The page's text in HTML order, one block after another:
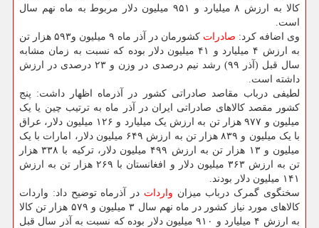
کالا به ارزش ۸ میلیارد و ۹۵۱ میلیون دلار مربوط به ماه نهم سال
است.
وی اضافه کرد: صادرات
کشورمان در آذر ماه ۹ میلیون و۵۹۳ هزار تن
به ارزش ۴ میلیارد و ۴۱ میلیون دلار بوده که نسبت به زمان مشابه
سال قبل (آذر ۹۹) رشد نیم درصدی در وزن و ۲۳ درصدی در ارزش
داشته است.
لطیفی درباب مقاصد صادراتی کشور در آذرماه اظهار داشت: پنج
کشور مقصد کالاهای صادراتی ایران در آذر ماه به ترتیب چین یا یک
میلیون و ۹۷۷ هزار تن به ارزش یک میلیارد و ۱۲۶ میلیون دلار، عراق
با یک میلیون و ۸۳۹ هزار تن به ارزش ۶۴۹ میلیون دلار، امارات با یک
میلیون و ۱۳ هزار تن به ارزش ۴۹۹ میلیون دلار، ترکیه با ۳۳۸ هزار
تن به ارزش ۳۶۳ میلیون دلار و افغانستان با ۲۶۹ هزار تن به ارزش
۱۴۱ میلیون دلار بودند.
سخنگوی گمرک درباب میزان واردات در آذرماه توضیح داد: واردات
کالاهای مورد نیاز کشور در ماه نهم سال ۳ میلیون و ۵۷۹ هزار تن کالا
به ارزش ۴ میلیارد و ۹۱۰ میلیون دلار بوده که نسبت به آذر سال قبل